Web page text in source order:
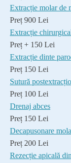
Extracție molar de
Preț 900 Lei
Extracție
Preț + 150 Lei
Extracție dinte
Preț 150 Lei
Sutură
Preț 100 Lei
Drenaj abces
Preț 150 Lei
Decapusonare
Preț 200 Lei
Rezecție apicală